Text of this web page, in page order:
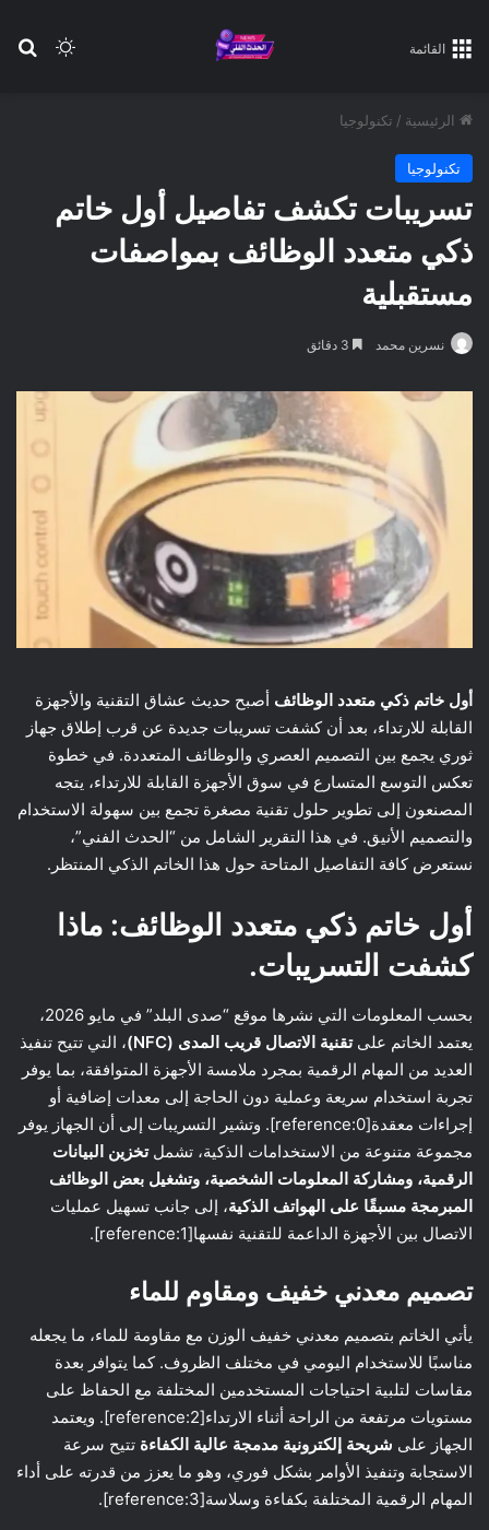
الوضع القائمة
الرئيسية / تكنولوجيا
تكنولوجيا
تسريبات تكشف تفاصيل أول خاتم
ذكي متعدد الوظائف بمواصفات
مستقبلية
نسرين محمد
أول خاتم ذكي متعدد الوظائف أصبح حديث عشاق التقنية والأجهزة
القابلة للارتداء، بعد أن كشفت تسريبات جديدة عن قرب إطلاق جهاز
ثوري يجمع بين التصميم العصري والوظائف المتعددة. في خطوة
تعكس التوسع المتسارع في سوق الأجهزة القابلة للارتداء، يتجه
المصنعون إلى تطوير حلول تقنية مصغرة تجمع بين سهولة الاستخدام
والتصميم الأنيق. في هذا التقرير الشامل من “الحدث الفني”،
نستعرض كافة التفاصيل المتاحة حول هذا الخاتم الذكي المنتظر.
أول خاتم ذكي متعدد الوظائف: ماذا
كشفت التسريبات.
بحسب المعلومات التي نشرها موقع “صدى البلد” في مايو 2026،
يعتمد الخاتم علىتقنية الاتصال قريب المدى (NFC)
، التي تتيح تنفيذ
العديد من المهام الرقمية بمجرد ملامسة الأجهزة المتوافقة، بما يوفر
تجربة استخدام سريعة وعملية دون الحاجة إلى معدات إضافية أو
إجراءات معقدة[reference:0]. وتشير التسريبات إلى أن الجهاز يوفر
مجموعة متنوعة من الاستخدامات الذكية، تشملتخزين البيانات
الرقمية، ومشاركة المعلومات الشخصية، وتشغيل بعض الوظائف
المبرمجة مسبقًا على الهواتف الذكية، إلى جانب تسهيل عمليات
الاتصال بين الأجهزة الداعمة للتقنية نفسها[reference:1].
تصميم معدني خفيف ومقاوم للماء
يأتي الخاتم بتصميم معدني خفيف الوزن مع مقاومة للماء، ما يجعله
مناسبًا للاستخدام اليومي في مختلف الظروف. كما يتوافر بعدة
مقاسات لتلبية احتياجات المستخدمين المختلفة مع الحفاظ على
مستويات مرتفعة من الراحة أثناء الارتداء[reference:2]. ويعتمد
الجهاز على شريحة إلكترونية مدمجة عالية الكفاءة تتيح سرعة
الاستجابة وتنفيذ الأوامر بشكل فوري، وهو ما يعزز من قدرته على أداء
المهام الرقمية المختلفة بكفاءة وسلاسة[reference:3].